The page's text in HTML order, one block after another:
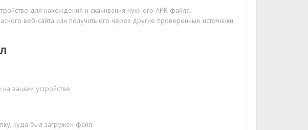
для нахождения и скачивания нужного APK-файла.
веб-сайта или получить его через другие проверенные источники.
вашем устройстве.
куда был загружен файл.